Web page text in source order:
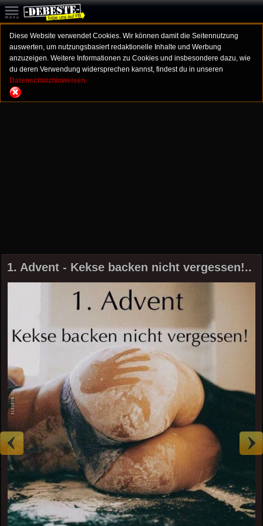
Diese Website verwendet Cookies. Wir können damit die Seitennutzung
auswerten, um nutzungsbasiert redaktionelle Inhalte und Werbung
anzuzeigen. Weitere Informationen zu Cookies und insbesondere dazu, wie
du deren Verwendung widersprechen kannst, findest du in unseren
Datenschutzhinweisen.
1. Advent - Kekse backen nicht vergessen!..